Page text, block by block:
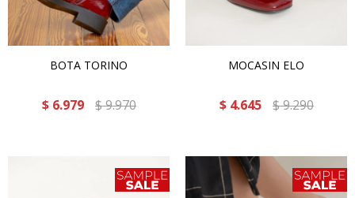
BOTA TORINO
$ 6.979 $9.970
MOCASIN ELO
$ 4.645 $9.290